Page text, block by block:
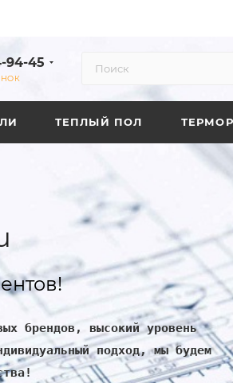
94-45
ТЕПЛЫЙ ПОЛ
брендов, высокий уровень
подход, мы будем